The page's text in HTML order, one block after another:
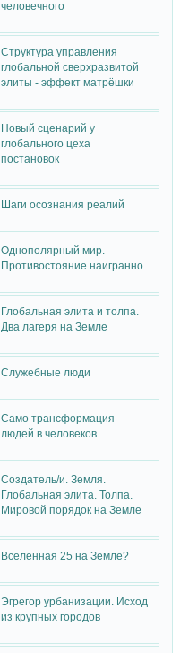
человечного
Структура управления
глобальной сверхразвитой
элиты - эффект матрёшки
Новый сценарий у
глобального цеха
постановок
Шаги осознания реалий
Однополярный мир.
Противостояние наигранно
Глобальная элита и толпа.
Два лагеря на Земле
Служебные люди
Само трансформация
людей в человеков
Создатель/и. Земля.
Глобальная элита. Толпа.
Мировой порядок на Земле
Вселенная 25 на Земле?
Эгрегор урбанизации. Исход
из крупных городов